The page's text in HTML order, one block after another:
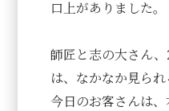
口上がありました。
師匠と志の大さん
は、なかなか見られ
今日のお客さんは